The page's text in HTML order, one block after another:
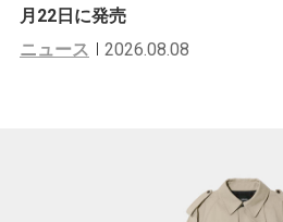
月22日に発売
ニュース
2026.08.08